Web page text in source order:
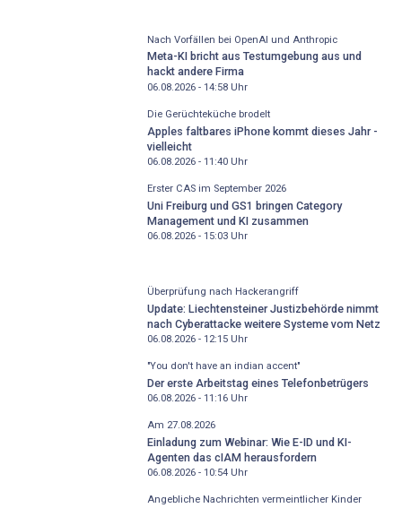
Nach Vorfällen bei OpenAI und Anthropic
Meta-KI bricht aus Testumgebung aus und
hackt andere Firma
06.08.2026 - 14:58Uhr
Die Gerüchteküche brodelt
Apples faltbares iPhone kommt dieses Jahr -
vielleicht
06.08.2026 - 11:40Uhr
Erster CAS im September 2026
Uni Freiburg und GS1 bringen Category
Management und KI zusammen
06.08.2026 - 15:03Uhr
Überprüfung nach Hackerangriff
Update: Liechtensteiner Justizbehörde nimmt
nach Cyberattacke weitere Systeme vom Netz
06.08.2026 - 12:15Uhr
"You don't have an indian accent"
Der erste Arbeitstag eines Telefonbetrügers
06.08.2026 - 11:16Uhr
Am 27.08.2026
Einladung zum Webinar: Wie E-ID und KI-
Agenten das cIAM herausfordern
06.08.2026 - 10:54Uhr
Angebliche Nachrichten vermeintlicher Kinder